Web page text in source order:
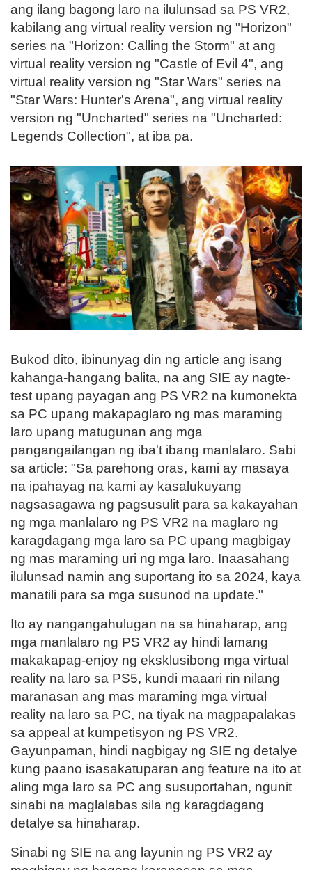
ang ilang bagong laro na ilulunsad sa PS VR2,
kabilang ang virtual reality version ng "Horizon"
series na "Horizon: Calling the Storm" at ang
virtual reality version ng "Castle of Evil 4", ang
virtual reality version ng "Star Wars" series na
"Star Wars: Hunter's Arena", ang virtual reality
version ng "Uncharted" series na "Uncharted:
Legends Collection", at iba pa.
Bukod dito, ibinunyag din ng article ang isang
kahanga-hangang balita, na ang SIE ay nagte-
test upang payagan ang PS VR2 na kumonekta
sa PC upang makapaglaro ng mas maraming
laro upang matugunan ang mga
pangangailangan ng iba't ibang manlalaro. Sabi
sa article: "Sa parehong oras, kami ay masaya
na ipahayag na kami ay kasalukuyang
nagsasagawa ng pagsusulit para sa kakayahan
ng mga manlalaro ng PS VR2 na maglaro ng
karagdagang mga laro sa PC upang magbigay
ng mas maraming uri ng mga laro. Inaasahang
ilulunsad namin ang suportang ito sa 2024, kaya
manatili para sa mga susunod na update."
Ito ay nangangahulugan na sa hinaharap, ang
mga manlalaro ng PS VR2 ay hindi lamang
makakapag-enjoy ng eksklusibong mga virtual
reality na laro sa PS5, kundi maaari rin nilang
maranasan ang mas maraming mga virtual
reality na laro sa PC, na tiyak na magpapalakas
sa appeal at kumpetisyon ng PS VR2.
Gayunpaman, hindi nagbigay ng SIE ng detalye
kung paano isasakatuparan ang feature na ito at
aling mga laro sa PC ang susuportahan, ngunit
sinabi na maglalabas sila ng karagdagang
detalye sa hinaharap.
Sinabi ng SIE na ang layunin ng PS VR2 ay